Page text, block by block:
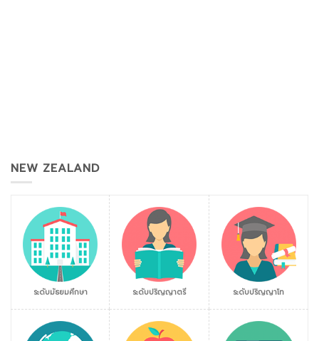
NEW ZEALAND
ระดับมัธยมศึกษา ระดับปริญญาตรี ระดับปริญญาโท